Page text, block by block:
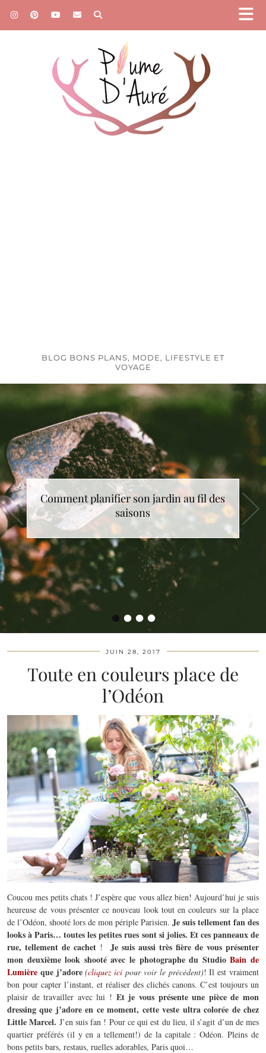
BLOG BONS PLANS, MODE, LIFESTYLE ET
VOYAGE
••••
Comment planifier son jardin au fil des
saisons
Comment choisir le cadeau de Noël idéal
?
JUIN 28, 2017
Toute en couleurs place de
l’Odéon
Coucou mes petits chats ! J’espère que vous allez bien! Aujourd’hui je suis
heureuse de vous présenter ce nouveau look tout en couleurs sur la place
de l’Odéon, shooté lors de mon périple Parisien. Je suis tellement fan des
looks à Paris… toutes les petites rues sont si jolies. Et ces panneaux de
rue, tellement de cachet !
Je suis aussi très fière de vous présenter
mon deuxième look shooté avec le photographe du StudioBain de
Lumière que j’adore (cliquez icipour voir le précédent)! Il est vraiment
bon pour capter l’instant, et réaliser des clichés canons. C’est toujours un
plaisir de travailler avec lui ! Et je vous présente une pièce de mon
dressing que j’adore en ce moment, cette veste ultra colorée de chez
Little Marcel. J’en suis fan ! Pour ce qui est du lieu, il s’agit d’un de mes
quartier préférés (il y en a tellement!) de la capitale : Odéon. Pleins de
bons petits bars, restaus, ruelles adorables, Paris quoi…